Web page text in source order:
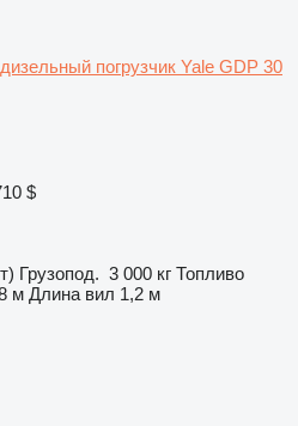
дизельный погрузчик Yale GDP 30
$
Грузопод. 3 000 кг Топливо
м Длина вил 1,2 м